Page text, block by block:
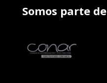
Somos parte de